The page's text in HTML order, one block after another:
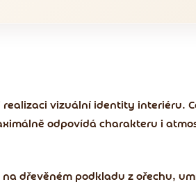
realizaci vizuální identity
odpovídá charakteru i
dřevěném podkladu z ořechu,